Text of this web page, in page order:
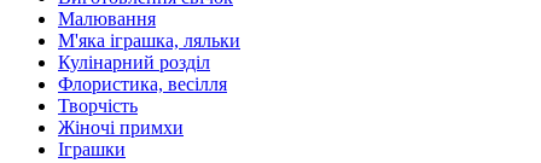
Малювання
М'яка іграшка, ляльки
Кулінарний розділ
Флористика, весілля
Творчість
Жіночі примхи
Іграшки